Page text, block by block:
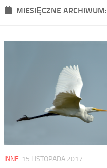
MIESIĘCZNE ARCHIWUM:
INNE 15 LISTOPADA 2017